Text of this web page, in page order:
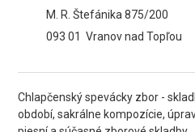
M. R. Štefánika 875/200
093 01 Vranov nad Topľou
Chlapčenský spevácky zbor -
období, sakrálne kompozície,